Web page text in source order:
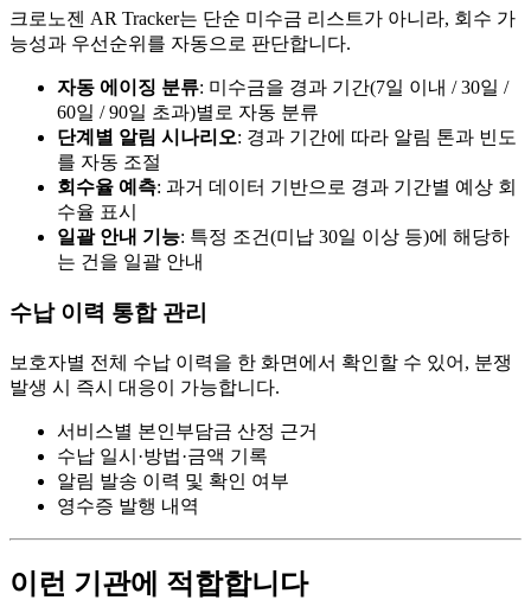
크로노젠 AR Tracker는 단순 미수금 리스트가 아니라, 회수 가
능성과 우선순위를 자동으로 판단합니다.
자동 에이징 분류: 미수금을 경과 기간(7일 이내 / 30일 /
60일 / 90일 초과)별로 자동 분류
단계별 알림 시나리오: 경과 기간에 따라 알림 톤과 빈도
를 자동 조절
회수율 예측: 과거 데이터 기반으로 경과 기간별 예상 회
수율 표시
일괄 안내 기능: 특정 조건(미납 30일 이상 등)에 해당하
는 건을 일괄 안내
수납 이력 통합 관리
보호자별 전체 수납 이력을 한 화면에서 확인할 수 있어, 분쟁
발생 시 즉시 대응이 가능합니다.
서비스별 본인부담금 산정 근거
수납 일시·방법·금액 기록
알림 발송 이력 및 확인 여부
영수증 발행 내역
이런 기관에 적합합니다